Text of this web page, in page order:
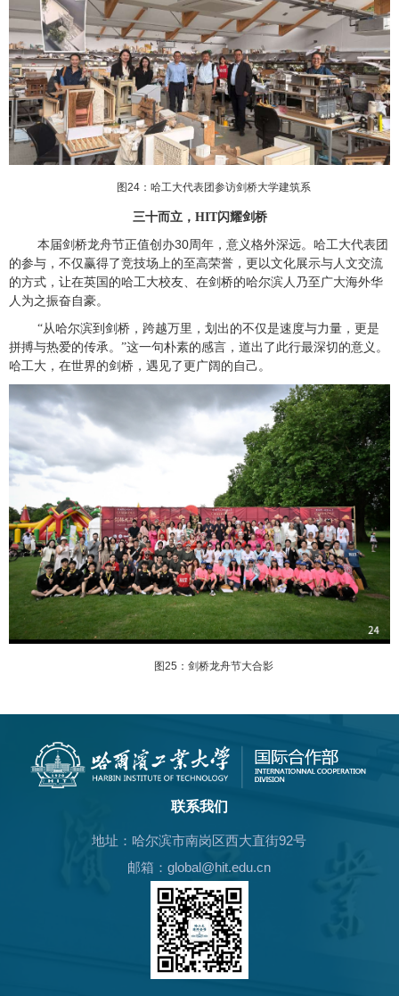
图24 ：哈工大代表团参访剑桥大学建筑系
三十而立， HIT闪耀剑桥
本届剑桥龙舟节正值创办30周年，意义格外深远。哈工大代表团
的参与，不仅赢得了竞技场上的至高荣誉，更以文化展示与人文交流
的方式，让在英国的哈工大校友、在剑桥的哈尔滨人乃至广大海外华
人为之振奋自豪。
“从哈尔滨到剑桥，跨越万里，划出的不仅是速度与力量，更是
拼搏与热爱的传承。”这一句朴素的感言，道出了此行最深切的意义。
哈工大，在世界的剑桥，遇见了更广阔的自己。
图25 ：剑桥龙舟节大合影
联系我们
地址：哈尔滨市南岗区西大直街92号
邮箱：global@hit.edu.cn